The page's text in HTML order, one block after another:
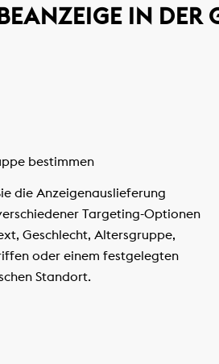
IN DER
bestimmen
die Anzeigenauslieferung
Targeting-Optionen
Geschlecht, Altersgruppe,
oder einem festgelegten
Standort.